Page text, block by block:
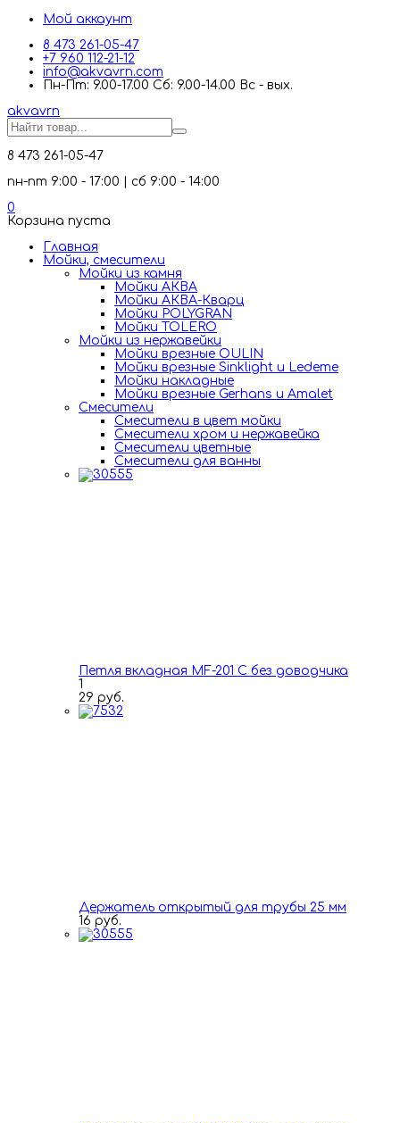
Мой аккаунт
8 473 261-05-47
+7 960 112-21-12
info@akvavrn.com
Пн-Пт: 9.00-17.00 Сб: 9.00-14.00 Вс - вых.
akvavrn
8 473 261-05-47
пн-пт 9:00 - 17:00 | сб 9:00 - 14:00
0
Корзина пуста
Главная
Мойки, смесители
Mойки из камня
Мойки АКВА
Мойки АКВА-Кварц
Мойки POLYGRAN
Мойки TOLERO
Мойки из нержавейки
Мойки врезные OULIN
Мойки врезные Sinklight и Ledeme
Мойки накладные
Мойки врезные Gerhans и Amalet
Смесители
Смесители в цвет мойки
Смесители хром и нержавейка
Смесители цветные
Смесители для ванны
Петля вкладная MF-201 C без доводчика
1
29 руб.
Держатель открытый для трубы 25 мм
16 руб.